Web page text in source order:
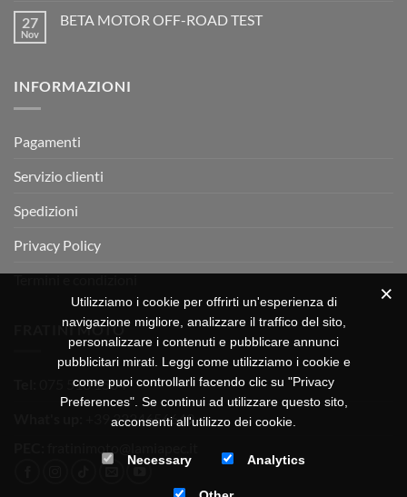
è
arrivata
Motocross
èBeta
27
Nov
BETA MOTOR OFF-ROAD TEST
MOTOR
INFORMAZIONI
Pagamenti
Servizio clienti
Spedizioni
Privacy Policy
Termini e condizioni
FRATINI MOTO
075 518 1504
+39 3334656649
Utilizziamo i cookie per offrirti un'esperienza di
navigazione migliore, analizzare il traffico del sito,
personalizzare i contenuti e pubblicare annunci
pubblicitari mirati. Leggi come utilizziamo i cookie e
come puoi controllarli facendo clic su "Privacy
Preferences". Se continui ad utilizzare questo sito,
acconsenti all'utilizzo dei cookie.
Necessary Analytics